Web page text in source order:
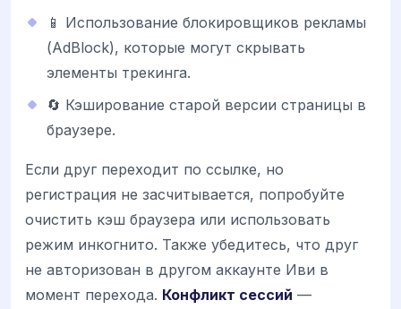
📱 Использование блокировщиков рекламы
(AdBlock), которые могут скрывать
элементы трекинга.
🔄 Кэширование старой версии страницы в
браузере.
Если друг переходит по ссылке, но
регистрация не засчитывается, попробуйте
очистить кэш браузера или использовать
режим инкогнито. Также убедитесь, что друг
не авторизован в другом аккаунте Иви в
момент перехода. Конфликт сессий —